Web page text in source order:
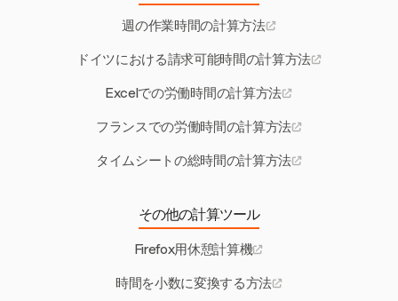
週の作業時間の計算方法
ドイツにおける請求可能時間の計算方法
Excelでの労働時間の計算方法
フランスでの労働時間の計算方法
タイムシートの総時間の計算方法
その他の計算ツール
Firefox用休憩計算機
時間を小数に変換する方法